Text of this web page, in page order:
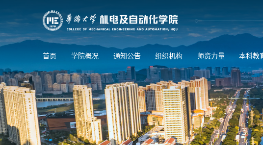
首页 学院概况 通知公告 组织机构 师资力量 本科教